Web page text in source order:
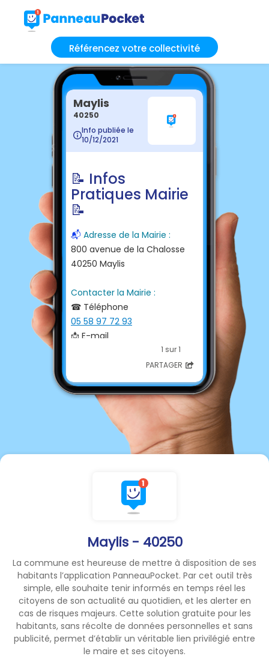
Référencez votre collectivité
Maylis - 40250
La commune est heureuse de mettre à disposition de ses
habitants l’application PanneauPocket. Par cet outil très
simple, elle souhaite tenir informés en temps réel les
citoyens de son actualité au quotidien, et les alerter en
cas de risques majeurs. Cette solution gratuite pour les
habitants, sans récolte de données personnelles et sans
publicité, permet d’établir un véritable lien privilégié entre
le maire et ses citoyens.
Maylis
40250
Info publiée le
10/12/2021
📝 Infos
Pratiques Mairie
📝
📬 Adresse de la Mairie :
800 avenue de la Chalosse
40250 Maylis
Contacter la Mairie :
☎ Téléphone
05 58 97 72 93
📩 E-mail
mairie.maylis@wanadoo.fr
1 sur 1
PARTAGER